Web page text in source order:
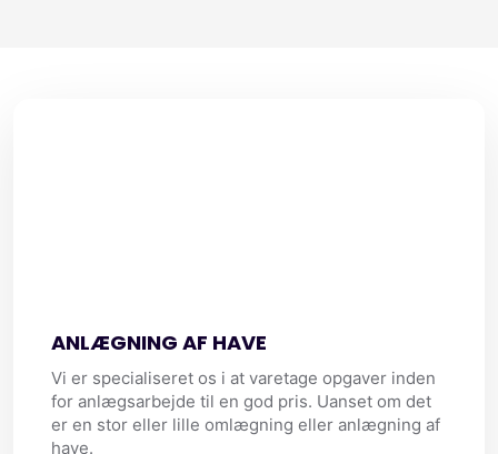
ANLÆGNING AF HAVE​
Vi er specialiseret os i at varetage opgaver inden
for anlægsarbejde til en god pris. Uanset om det
er en stor eller lille omlægning eller anlægning af
have.